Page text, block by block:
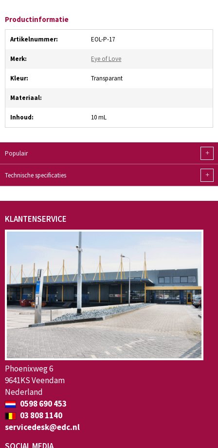
Productinformatie
Artikelnummer: EOL-P-17
Merk: Eye of Love
Kleur: Transparant
Materiaal:
Inhoud: 10 mL
Populair +
Technische specificaties +
KLANTENSERVICE
Phoenixweg 6
9641KS Veendam
Nederland
0598 690 453
03 808 1140
servicedesk@edc.nl